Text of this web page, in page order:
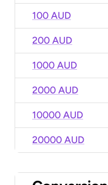
100 AUD
200 AUD
1000 AUD
2000 AUD
10000 AUD
20000 AUD